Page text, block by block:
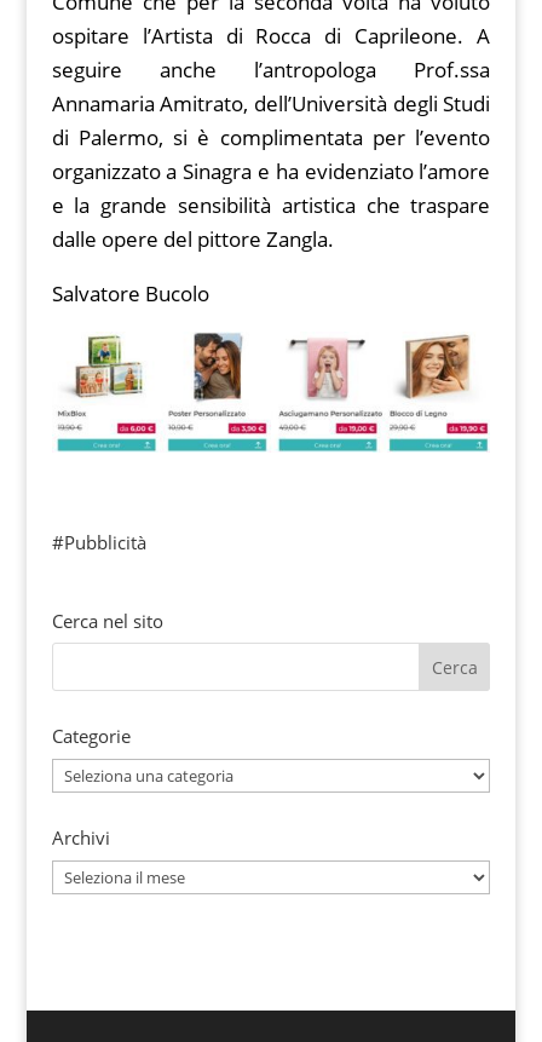
ospitare l’Artista di Rocca di Caprileone. A
seguire anche l’antropologa Prof.ssa
Annamaria Amitrato, dell’Università degli Studi
di Palermo, si è complimentata per l’evento
organizzato a Sinagra e ha evidenziato l’amore
e la grande sensibilità artistica che traspare
dalle opere del pittore Zangla.
Salvatore Bucolo
#Pubblicità
Cerca nel sito
Categorie
Categorie
Archivi
Archivi